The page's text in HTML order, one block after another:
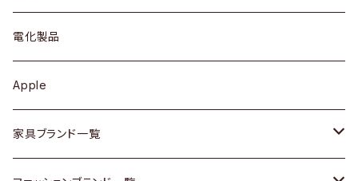
キュリオケース / 飾り棚
カップボード / 食器棚
チェスト
ワンピース
ボトムス
靴
ケトル / ティーポット
鍋 / フライパン
Vintage / ヴィンテージ
ギター
ベース
その他楽器
電化製品
Apple
家具ブランド一覧